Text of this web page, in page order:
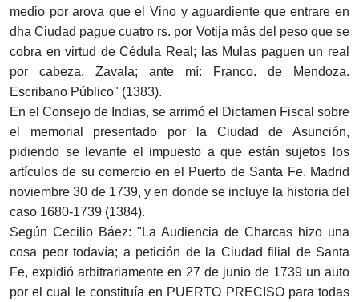
medio por arova que el Vino y aguardiente que entrare en
dha Ciudad pague cuatro rs. por Votija más del peso que se
cobra en virtud de Cédula Real; las Mulas paguen un real
por cabeza. Zavala; ante mí: Franco. de Mendoza.
Escribano Público" (1383).
En el Consejo de Indias, se arrimó el Dictamen Fiscal sobre
el memorial presentado por la Ciudad de Asunción,
pidiendo se levante el impuesto a que están sujetos los
artículos de su comercio en el Puerto de Santa Fe. Madrid
noviembre 30 de 1739, y en donde se incluye la historia del
caso 1680-1739 (1384).
Según Cecilio Báez: "La Audiencia de Charcas hizo una
cosa peor todavía; a petición de la Ciudad filial de Santa
Fe, expidió arbitrariamente en 27 de junio de 1739 un auto
por el cual le constituía en PUERTO PRECISO para todas